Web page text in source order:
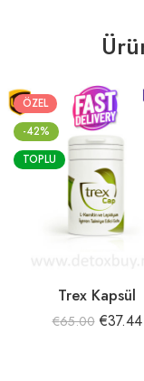
ÖZEL
-42%
TOPLU
Trex Kapsül
€65.00 €37.44